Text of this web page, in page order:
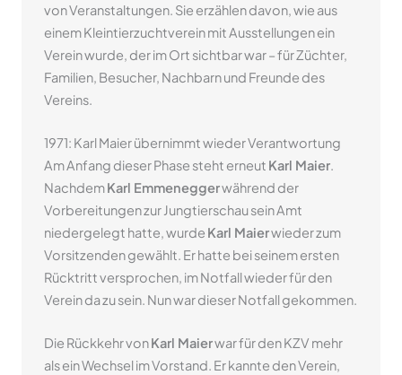
von Veranstaltungen. Sie erzählen davon, wie aus
einem Kleintierzuchtverein mit Ausstellungen ein
Verein wurde, der im Ort sichtbar war – für Züchter,
Familien, Besucher, Nachbarn und Freunde des
Vereins.
1971: Karl Maier übernimmt wieder Verantwortung
Am Anfang dieser Phase steht erneut Karl Maier.
NachdemKarl Emmeneggerwährend der
Vorbereitungen zur Jungtierschau sein Amt
niedergelegt hatte, wurde Karl Maierwieder zum
Vorsitzenden gewählt. Er hatte bei seinem ersten
Rücktritt versprochen, im Notfall wieder für den
Verein da zu sein. Nun war dieser Notfall gekommen.
Die Rückkehr vonKarl Maierwar für den KZV mehr
als ein Wechsel im Vorstand. Er kannte den Verein,